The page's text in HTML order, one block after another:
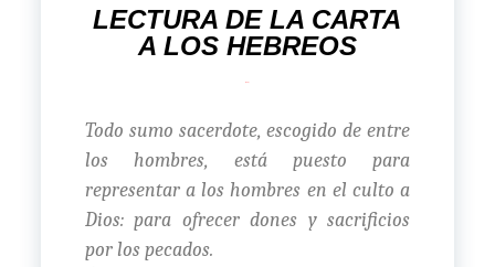
LECTURA DE LA CARTA
A LOS HEBREOS
Todo sumo sacerdote, escogido de entre
los hombres, está puesto para
representar a los hombres en el culto a
Dios: para ofrecer dones y sacrificios
por los pecados.